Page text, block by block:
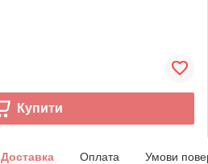
Купити
Доставка Оплата Умови